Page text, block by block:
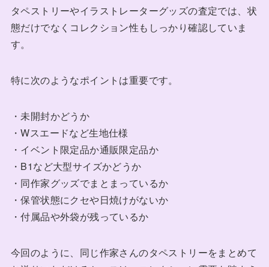
タペストリーやイラストレーターグッズの査定では、状
態だけでなくコレクション性もしっかり確認していま
す。
特に次のようなポイントは重要です。
・未開封かどうか
・Wスエードなど生地仕様
・イベント限定品か通販限定品か
・B1など大型サイズかどうか
・同作家グッズでまとまっているか
・保管状態にクセや日焼けがないか
・付属品や外袋が残っているか
今回のように、同じ作家さんのタペストリーをまとめて